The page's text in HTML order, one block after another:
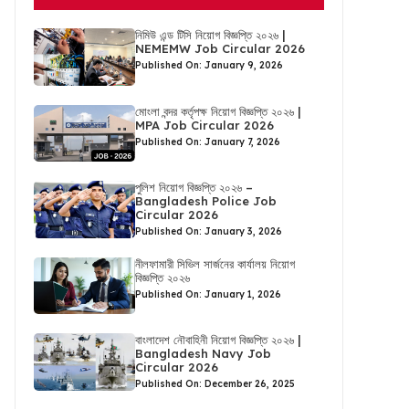
নিমিউ এন্ড টিসি নিয়োগ বিজ্ঞপ্তি ২০২৬ |
NEMEMW Job Circular 2026
Published On: January 9, 2026
মোংলা বন্দর কর্তৃপক্ষ নিয়োগ বিজ্ঞপ্তি ২০২৬ |
MPA Job Circular 2026
Published On: January 7, 2026
পুলিশ নিয়োগ বিজ্ঞপ্তি ২০২৬ –
Bangladesh Police Job
Circular 2026
Published On: January 3, 2026
নীলফামারী সিভিল সার্জনের কার্যালয় নিয়োগ
বিজ্ঞপ্তি ২০২৬
Published On: January 1, 2026
বাংলাদেশ নৌবাহিনী নিয়োগ বিজ্ঞপ্তি ২০২৬ |
Bangladesh Navy Job
Circular 2026
Published On: December 26, 2025